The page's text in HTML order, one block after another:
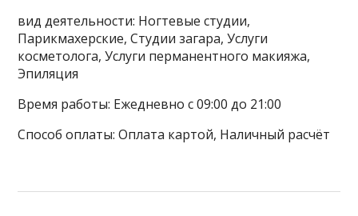
вид деятельности: Ногтевые студии,
Парикмахерские, Студии загара, Услуги
косметолога, Услуги перманентного макияжа,
Эпиляция
Время работы: Ежедневно с 09:00 до 21:00
Способ оплаты: Оплата картой, Наличный расчёт